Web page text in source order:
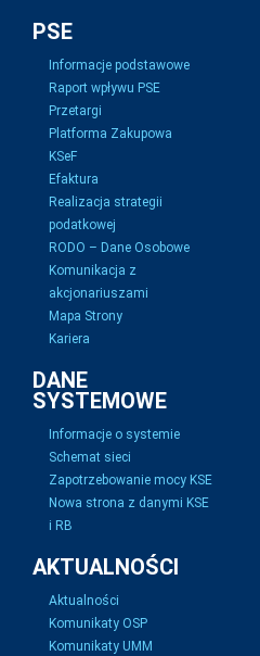
PSE
Informacje podstawowe
Raport wpływu PSE
Przetargi
Platforma Zakupowa
KSeF
Efaktura
Realizacja strategii
podatkowej
RODO – Dane Osobowe
Komunikacja z
akcjonariuszami
Mapa Strony
Kariera
DANE
SYSTEMOWE
Informacje o systemie
Schemat sieci
Zapotrzebowanie mocy KSE
Nowa strona z danymi KSE
i RB
AKTUALNOŚCI
Aktualności
Komunikaty OSP
Komunikaty UMM